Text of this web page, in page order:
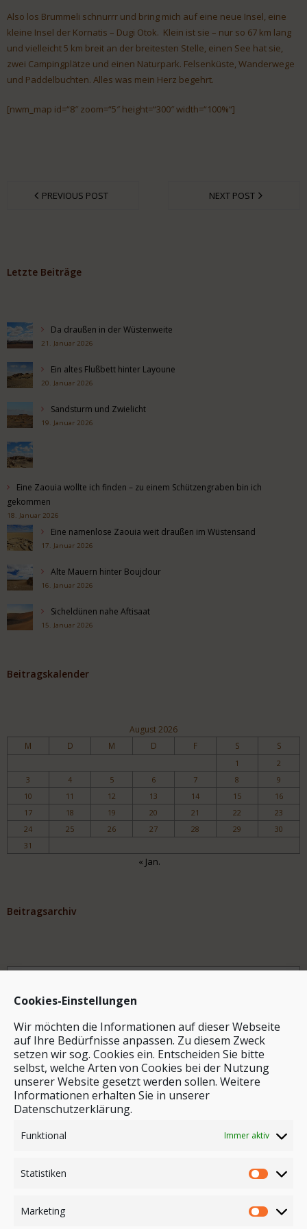
Cookies-Einstellungen
Wir möchten die Informationen auf dieser Webseite
auf Ihre Bedürfnisse anpassen. Zu diesem Zweck
setzen wir sog. Cookies ein. Entscheiden Sie bitte
selbst, welche Arten von Cookies bei der Nutzung
unserer Website gesetzt werden sollen. Weitere
Informationen erhalten Sie in unserer
Datenschutzerklärung.
Funktional Immer aktiv
Statistiken
Marketing
Also los Brummeli schnurrr und bring mich auf eine neue Insel, eine
kleine Insel der Kornatis – Dugi Otok. Klein ist sie – nur so 67 km lang
und vielleicht 5 km breit an der breitesten Stelle, einen See hat sie,
zwei Campingplätze und einen Naturpark. Felsenküste, Wanderwege
und Paddelbuchten. Alles was mein Herz begehrt.
[nwm_map id=“8″ zoom=“5″ height=“300″ width=“100%“]
PREVIOUS POST NEXT POST
Letzte Beiträge
Da draußen in der Wüstenweite
21. Januar 2026
Ein altes Flußbett hinter Layoune
20. Januar 2026
Sandsturm und Zwielicht
19. Januar 2026
Eine Zaouia wollte ich finden – zu einem Schützengraben bin ich
gekommen
18. Januar 2026
Eine namenlose Zaouia weit draußen im Wüstensand
17. Januar 2026
Alte Mauern hinter Boujdour
16. Januar 2026
Sicheldünen nahe Aftisaat
15. Januar 2026
Beitragskalender
August 2026
M D M D F S S
1
2
3
4 5 6 7 8
9
10
11 12 13 14 15
16
17
18 19 20 21 22
23
24
25 26 27 28 29
30
31
« Jan.
Beitragsarchiv
Archiv
Stichwortsuche